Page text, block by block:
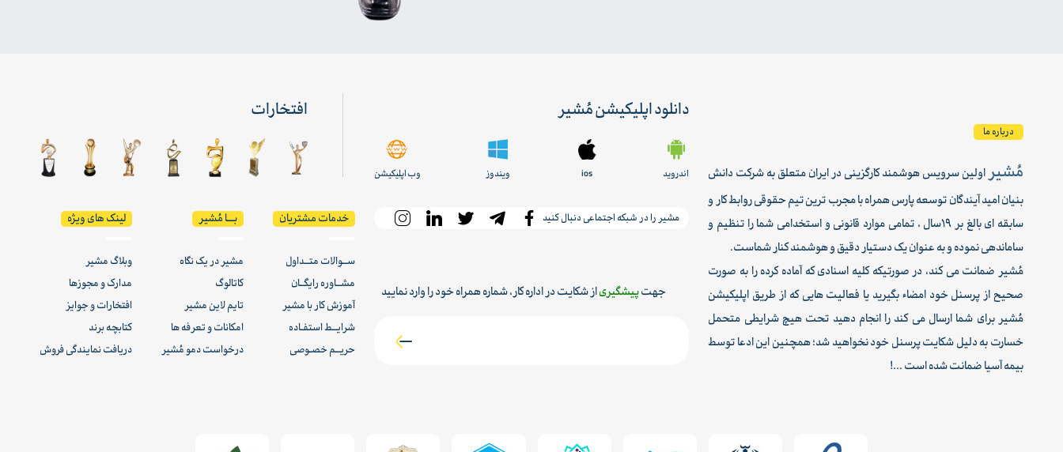
دانلود اپلیکیشن مُشیر
اندروید ios ویندوز وب اپلیکیشن
افتخارات
درباره ما
مُشیراولین سرویس هوشمند کارگزینی در ایران متعلق به شرکت دانش
بنیان امید آیندگان توسعه پارس همراه با مجرب ترین تیم حقوقی روابط کار و
سابقه ای بالغ بر 19سال ، تمامی موارد قانونی و استخدامی شما را تنظیم و
ساماندهی نموده و به عنوان یک دستیار دقیق و هوشمند کنار شماست.
مُشیر ضمانت می کند، در صورتیکه کلیه اسنادی که آماده کرده را به صورت
صحیح از پرسنل خود امضاء بگیرید یا فعالیت هایی که از طریق اپلیکیشن
مُشیر برای شما ارسال می کند را انجام دهید تحت هیچ شرایطی متحمل
خسارت به دلیل شکایت پرسنل خود نخواهید شد؛ همچنین این ادعا توسط
بیمه آسیا ضمانت شده است ...!
مشیر را در شبکه اجتماعی دنبال کنید
جهتپیشگیریاز شکایت در اداره کار، شماره همراه خود را وارد نمایید
خدمات مشتریان
ســوالات متــداول
مشــاوره رایگــان
آموزش کار با مشیر
شرایــط استفـاده
حریــم خصـوصی
بـــا مُشیر
مشیر در یک نگاه
کاتالوگ
تایم لاین مشیر
امکانات و تعرفه ها
درخواست دمو مُشیر
لینک های ویژه
وبلاگ مشیر
مدارک و مجوزها
افتخارات و جوایز
کتابچه برند
دریافت نمایندگی فروش